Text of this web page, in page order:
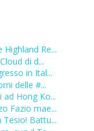
Re...
di d...
in Ital...
delle #...
Hong Ko...
Fazio mae...
Battu...